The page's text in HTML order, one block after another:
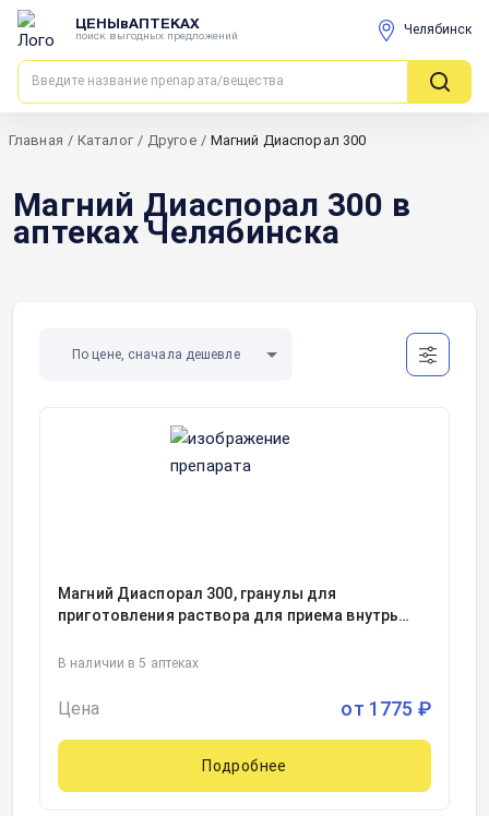
ЦЕНЫвАПТЕКАХ
поиск выгодных предложений Челябинск
Главная / Каталог / Другое / Магний Диаспорал 300
Магний Диаспорал 300 в
аптеках Челябинска
По цене, сначала дешевле
Магний Диаспорал 300, гранулы для
приготовления раствора для приема внутрь
В наличии в 5 аптеках
Цена от 1775 ₽
Подробнее